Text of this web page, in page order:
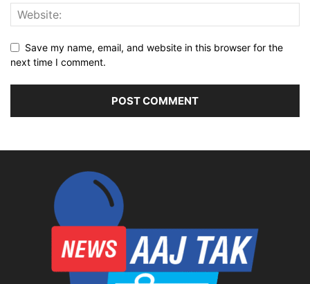
Save my name, email, and website in this browser for the
next time I comment.